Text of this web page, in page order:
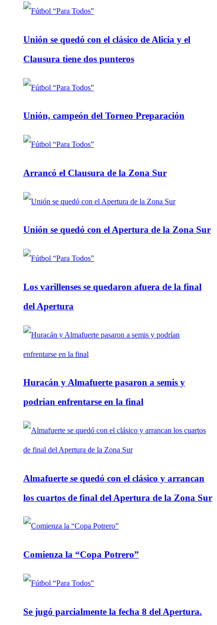
Unión se quedó con el clásico de Alicia y el
Clausura tiene dos punteros
Unión, campeón del Torneo Preparación
Arrancó el Clausura de la Zona Sur
Unión se quedó con el Apertura de la Zona Sur
Los varillenses se quedaron afuera de la final
del Apertura
Huracán y Almafuerte pasaron a semis y
podrían enfrentarse en la final
Almafuerte se quedó con el clásico y arrancan
los cuartos de final del Apertura de la Zona Sur
Comienza la “Copa Potrero”
Se jugó parcialmente la fecha 8 del Apertura.